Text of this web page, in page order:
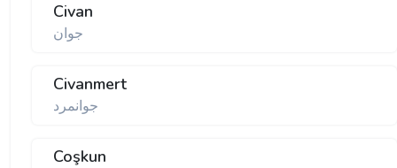
Civan
جوان
Civanmert
جوانمرد
Coşkun